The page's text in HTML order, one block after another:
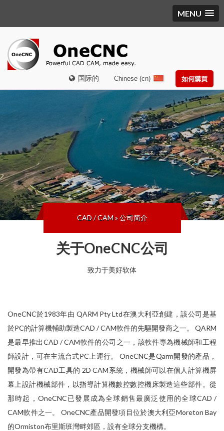
MENU
国际的 如何購買
Chinese (cn)
CAD / CAM»公司简介
关于OneCNC公司
致力于美好软体
OneCNC於1983年由 QARM Pty Ltd在澳大利亞創建，該公司是基
於PC的計算機輔助製造CAD / CAM軟件的先驅開發商之一。 QARM
是最早推出CAD / CAM軟件的公司之一，該軟件專為機械師和工程
師設計，可在主流台式PC上運行。 OneCNC是Qarm開發的產品，
開發為帶有CAD工具的 2D CAM系統，機械師可以在個人計算機屏
幕上設計機械部件，以指導計算機數控數控機床製造這些部件。從
那時起，OneCNC已發展成為全球銷售最廣泛使用的全球CAD /
CAM軟件之一。 OneCNC產品開發項目位於澳大利亞Moreton Bay
的Ormiston布里斯班灣畔郊區，設有全球分支機構。